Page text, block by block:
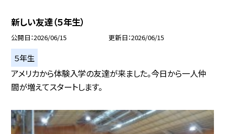
新しい友達（５年生）
公開日 2026/06/15 更新日 2026/06/15
５年生
アメリカから体験入学の友達が来ました。今日から一人仲
間が増えてスタートします。